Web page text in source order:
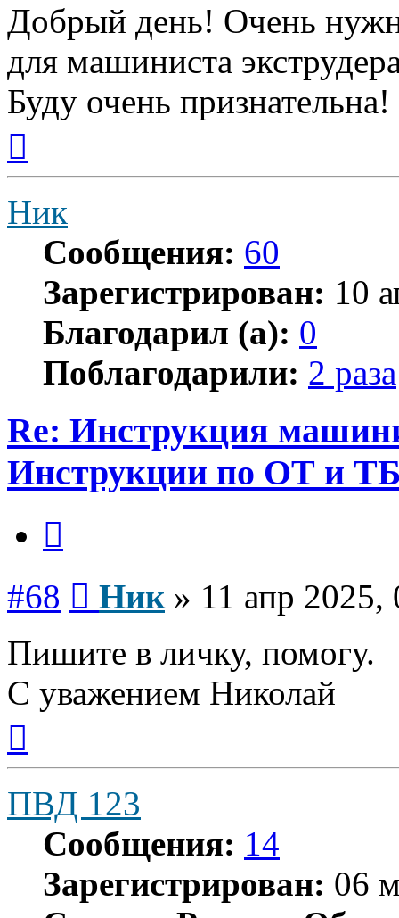
Добрый день! Очень
для машиниста
Буду очень признательна!
началу
Ник
Сообщения: 60
Зарегистрирован: 10
Благодарил (а): 0
Поблагодарили: 2 раза
Re: Инструкция
Инструкции по ОТ и
#68 Ник» 11 апр 2025,
Пишите в личку, помогу.
С уважением Николай
началу
ПВД 123
Сообщения: 14
Зарегистрирован: 06